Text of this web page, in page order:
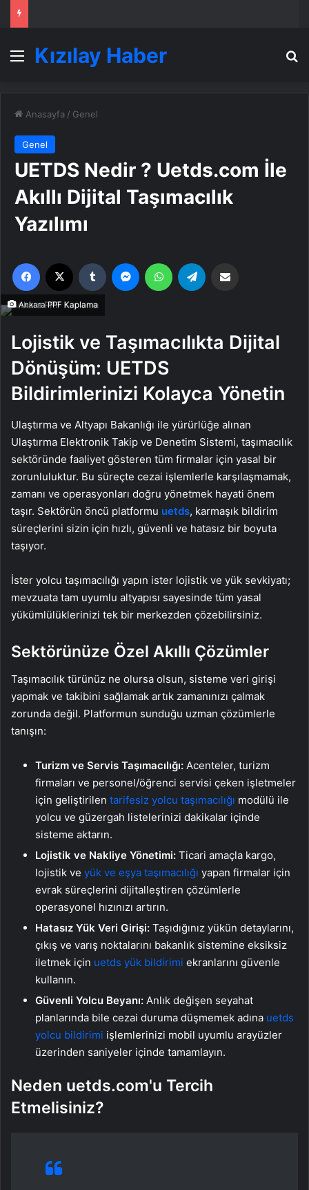
Menü
Kızılay Haber
Anasayfa / Genel
Genel
UETDS Nedir ? Uetds.com İle
Akıllı Dijital Taşımacılık
Yazılımı
Facebook Tumblr MessengerWhatsApp
Ankara PPF Kaplama
Lojistik ve Taşımacılıkta Dijital
Dönüşüm: UETDS
Bildirimlerinizi Kolayca Yönetin
Ulaştırma ve Altyapı Bakanlığı ile yürürlüğe alınan
Ulaştırma Elektronik Takip ve Denetim Sistemi, taşımacılık
sektöründe faaliyet gösteren tüm firmalar için yasal bir
zorunluluktur. Bu süreçte cezai işlemlerle karşılaşmamak,
zamanı ve operasyonları doğru yönetmek hayati önem
taşır. Sektörün öncü platformu uetds, karmaşık bildirim
süreçlerini sizin için hızlı, güvenli ve hatasız bir boyuta
taşıyor.
İster yolcu taşımacılığı yapın ister lojistik ve yük sevkiyatı;
mevzuata tam uyumlu altyapısı sayesinde tüm yasal
yükümlülüklerinizi tek bir merkezden çözebilirsiniz.
Sektörünüze Özel Akıllı Çözümler
Taşımacılık türünüz ne olursa olsun, sisteme veri girişi
yapmak ve takibini sağlamak artık zamanınızı çalmak
zorunda değil. Platformun sunduğu uzman çözümlerle
tanışın:
Turizm ve Servis Taşımacılığı: Acenteler, turizm
firmaları ve personel/öğrenci servisi çeken işletmeler
için geliştirilen tarifesiz yolcu taşımacılığı modülü ile
yolcu ve güzergah listelerinizi dakikalar içinde
sisteme aktarın.
Lojistik ve Nakliye Yönetimi: Ticari amaçla kargo,
lojistik ve yük ve eşya taşımacılığı yapan firmalar için
evrak süreçlerini dijitalleştiren çözümlerle
operasyonel hızınızı artırın.
Hatasız Yük Veri Girişi: Taşıdığınız yükün detaylarını,
çıkış ve varış noktalarını bakanlık sistemine eksiksiz
iletmek için uetds yük bildirimi ekranlarını güvenle
kullanın.
Güvenli Yolcu Beyanı: Anlık değişen seyahat
planlarında bile cezai duruma düşmemek adına uetds
yolcu bildirimi işlemlerinizi mobil uyumlu arayüzler
üzerinden saniyeler içinde tamamlayın.
Neden uetds.com'u Tercih
Etmelisiniz?